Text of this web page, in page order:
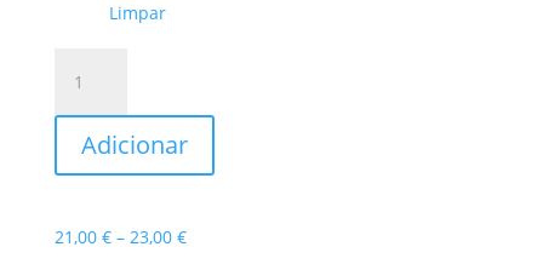
Limpar
Mindol
Almofada
Revive
Adicionar
21,00 € – 23,00 €Price